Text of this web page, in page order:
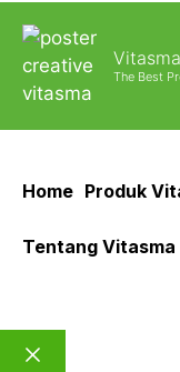
The Best
Home Produk
Tentang Vitasma